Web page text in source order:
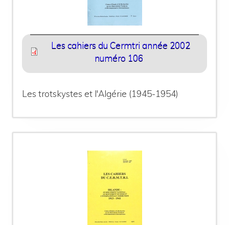
Les cahiers du Cermtri année 2002
numéro 106
Les trotskystes et l'Algérie (1945-1954)